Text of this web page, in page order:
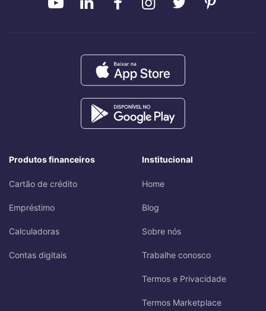
Produtos financeiros
Cartão de crédito
Empréstimo
Calculadoras
Contas digitais
Institucional
Home
Blog
Sobre nós
Trabalhe conosco
Termos e Privacidade
Termos Marketplace